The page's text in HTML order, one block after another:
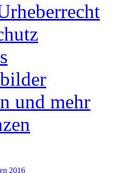
und mehr
2016